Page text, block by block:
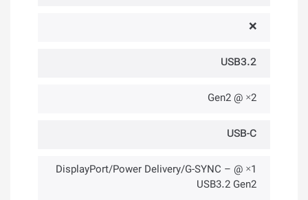
❌
USB3.2
2× @ Gen2
USB-C
1× @ DisplayPort/Power Delivery/G-SYNC –
USB3.2 Gen2